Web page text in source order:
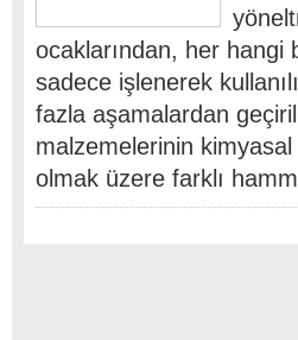
ocaklarından, her hangi
sadece işlenerek
fazla aşamalardan
malzemelerinin
olmak üzere farklı